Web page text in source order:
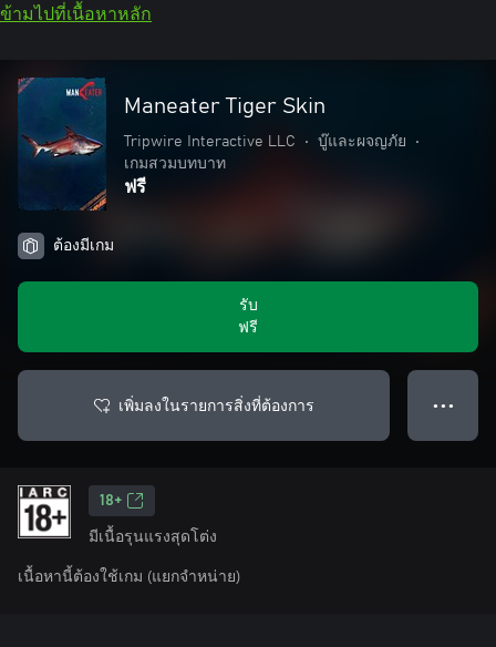
ข้ามไปที่เนื้อหาหลัก
Maneater Tiger Skin
Tripwire Interactive LLC • บู๊และผจญภัย
•
เกมสวมบทบาท
ฟรี
ต้องมีเกม
รับ
ฟรี
เพิ่มลงในรายการสิ่งที่ต้องการ ● ● ●
18+
มีเนื้อรุนแรงสุดโต่ง
เนื้อหานี้ต้องใช้เกม (แยกจำหน่าย)